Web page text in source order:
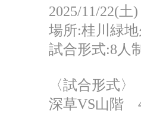
2025/11/22(土)
場所:桂川緑
試合形式:8人
〈試合形式〉
深草VS山階